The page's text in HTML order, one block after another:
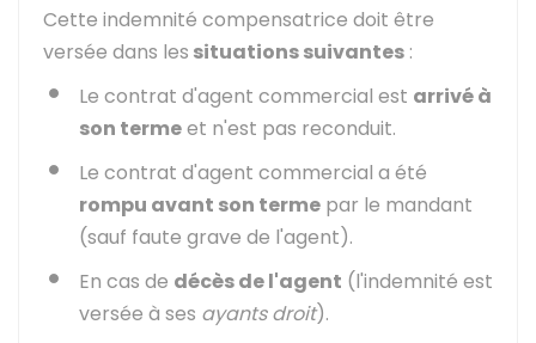
Cette indemnité compensatrice doit être
versée dans les situations suivantes :
Le contrat d'agent commercial est arrivé à
son termeet n'est pas reconduit.
Le contrat d'agent commercial a été
rompu avant son terme par le mandant
(sauf faute grave de l'agent).
En cas de décès de l'agent (l'indemnité est
versée à ses ayants droit).